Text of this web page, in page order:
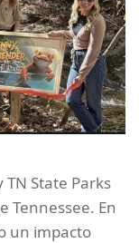
State Parks
Tennessee. En
un impacto